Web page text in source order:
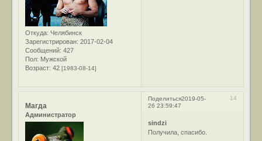
Откуда: Челябинск
Зарегистрирован: 2017-02-04
Сообщений: 427
Пол: Мужской
Возраст: 42[1983-08-14]
Поделиться 14
2019-05-
26 23:59:47
Магда
Администратор
sindzi
Получила, спасибо.